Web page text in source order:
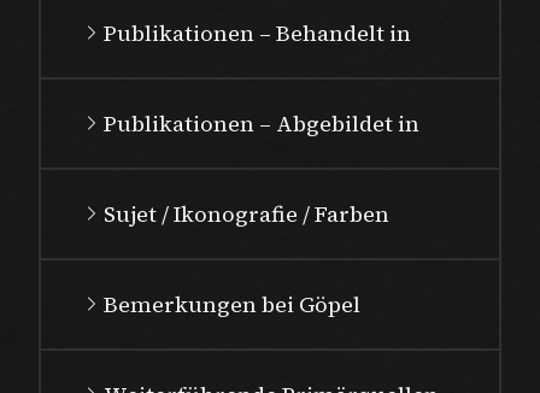
Publikationen – Behandelt in
Publikationen – Abgebildet in
Sujet / Ikonografie / Farben
Bemerkungen bei Göpel